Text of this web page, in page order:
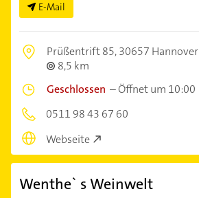
E-Mail
Prüßentrift 85,30657 Hannover
8,5 km
Geschlossen –Öffnet um 10:00
0511 98 43 67 60
Webseite
Wenthe` s Weinwelt